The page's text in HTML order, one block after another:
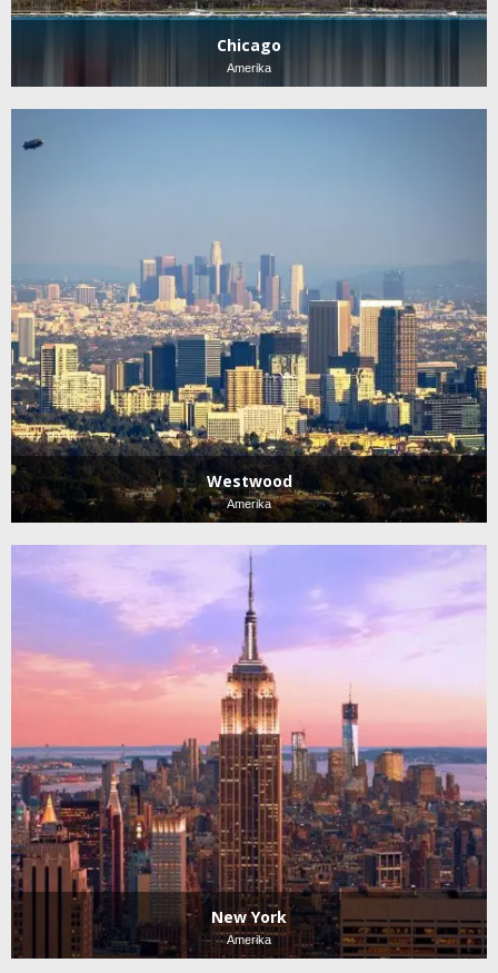
Chicago
Amerika
Westwood
Amerika
New York
Amerika